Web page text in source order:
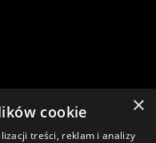
×
cookie
treści, reklam i analizy